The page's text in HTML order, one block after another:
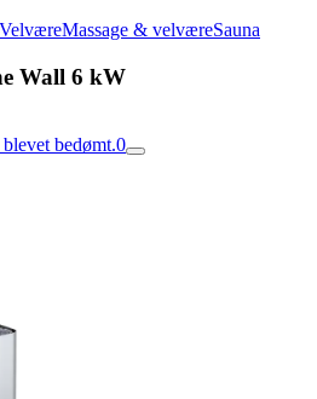
Massage & velværeSauna
Wall 6 kW
bedømt.0